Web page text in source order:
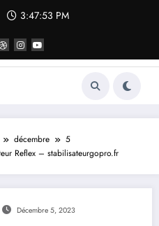
3:47:54 PM
décembre
5
Reflex – stabilisateurgopro.fr
Décembre 5, 2023